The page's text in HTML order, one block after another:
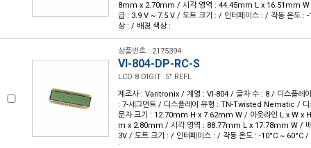
8mm x 2.70mm / 시각 영역 : 44.45mm L x 16.51mm W
급 : 3.9 V ~ 7.5 V / 도트 크기 : / 인터페이스 : / 작동 온도 :
상 : / 배경 색상 :
상품번호 : 2175394
VI-804-DP-RC-S
LCD 8 DIGIT .5" REFL
제조사 : Varitronix / 계열 : VI-804 / 글자 수 : 8 / 디스플레
: 7-세그먼트 / 디스플레이 유형 : TN-Twisted Nematic / 디
문자 크기 : 12.70mm H x 7.62mm W / 아웃라인 L x W x
m x 2.80mm / 시각 영역 : 88.77mm L x 17.78mm W / 배
3V / 도트 크기 : / 인터페이스 : / 작동 온도 : -10°C ~ 60°C